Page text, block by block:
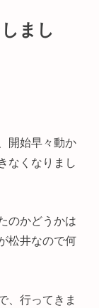
まし
開始早々動か
なくなりまし
のかどうかは
松井なので何
、行ってきま